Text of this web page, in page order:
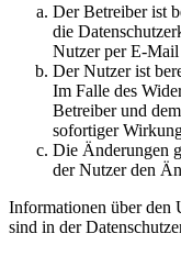
Der Betreiber ist
die
Nutzer per E-
Der Nutzer ist
Im Falle des
Betreiber und
sofortiger
Die Änderungen
der Nutzer den
Informationen über den
sind in der